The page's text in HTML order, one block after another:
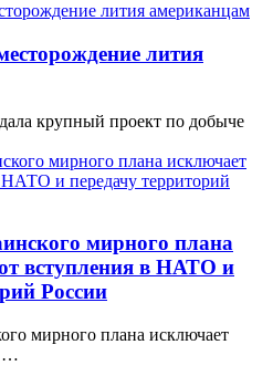
лития
крупный проект по добыче
мирного плана
вступления в НАТО и
России
мирного плана исключает
…